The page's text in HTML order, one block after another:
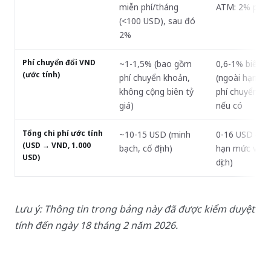
miễn phí/tháng
(<100 USD), sau đó
2%
ATM: 2% phí
Phí chuyển đổi VND
(ước tính)
~1-1,5% (bao gồm
phí chuyển khoản,
không cộng biên tỷ
giá)
0,6-1% biên
(ngoài hạn
phí chuyển
nếu có
Tổng chi phí ước tính
(USD → VND, 1.000
USD)
~10-15 USD (minh
bạch, cố định)
0-16 USD
hạn mức và
dịch)
Lưu ý: Thông tin trong bảng này đã được kiểm duyệt
tính đến ngày 18 tháng 2 năm 2026.